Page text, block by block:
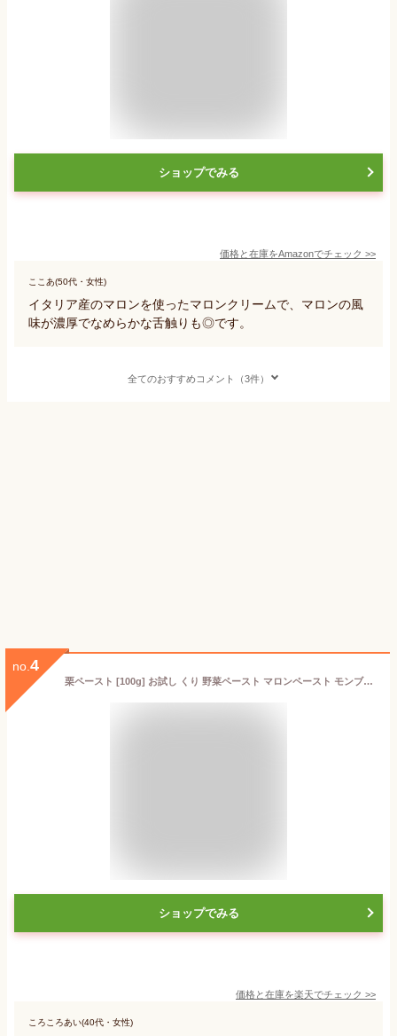
ショップでみる
価格と在庫をAmazonでチェック >>
ここあ(50代・女性)
イタリア産のマロンを使ったマロンクリームで、マロンの風
味が濃厚でなめらかな舌触りも◎です。
全てのおすすめコメント（3件）
no. 4
栗ペースト [100g] お試し くり 野菜ペースト マロンペースト モンブラン ケーキ パン 栗きんとん スイーツ 和菓子 和食 洋菓子 洋食 冷凍
ショップでみる
価格と在庫を楽天でチェック >>
ころころあい(40代・女性)